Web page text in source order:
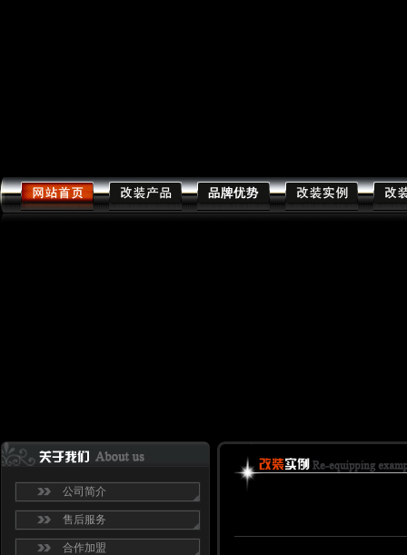
公司简介
售后服务
合作加盟